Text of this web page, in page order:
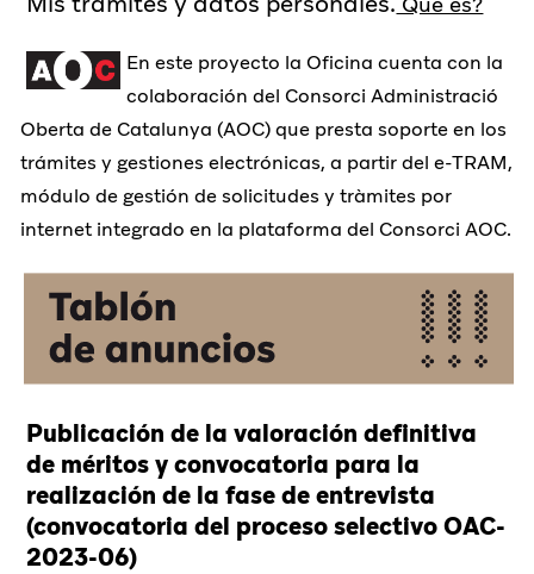
En este proyecto la Oficina cuenta con la
colaboración del Consorci Administració
Oberta de Catalunya (AOC) que presta soporte en los
trámites y gestiones electrónicas, a partir del e-TRAM,
módulo de gestión de solicitudes y tràmites por
internet integrado en la plataforma del Consorci AOC.
Publicación de la valoración definitiva
de méritos y convocatoria para la
realización de la fase de entrevista
(convocatoria del proceso selectivo OAC-
2023-06)